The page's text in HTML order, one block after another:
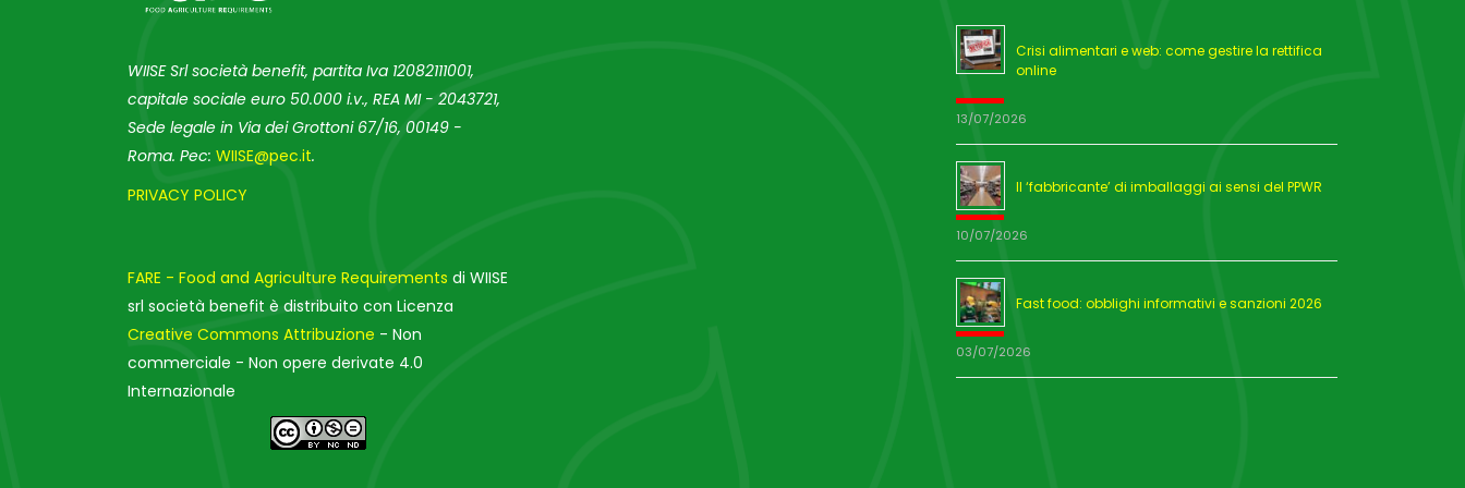
WIISE Srl società benefit, partita Iva 12082111001,
capitale sociale euro 50.000 i.v., REA MI - 2043721,
Sede legale in Via dei Grottoni 67/16, 00149 -
Roma. Pec: WIISE@pec.it.
PRIVACY POLICY
FARE - Food and Agriculture Requirements di WIISE
srl società benefit è distribuito con Licenza
Creative Commons Attribuzione - Non
commerciale - Non opere derivate 4.0
Internazionale
Crisi alimentari e web: come gestire la rettifica
online
13/07/2026
Il ‘fabbricante’ di imballaggi ai sensi del PPWR
10/07/2026
Fast food: obblighi informativi e sanzioni 2026
03/07/2026